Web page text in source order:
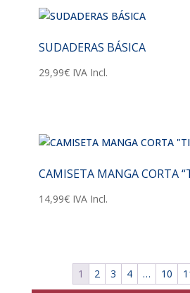
SUDADERAS BÁSICA
29,99€ IVA Incl.
CAMISETA MANGA CORTA
14,99€ IVA Incl.
1 2 3 4 … 10